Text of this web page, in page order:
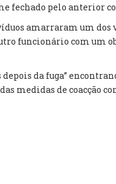
fechado pelo anterior
amarraram um
funcionário com um
da fuga”
medidas de coacção